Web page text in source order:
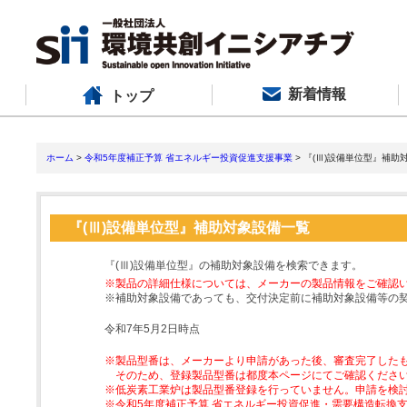
トップ 新着情報
ホーム > 令和5年度補正予算 省エネルギー投資促進支援事業 > 『(Ⅲ)設備単位型』補助
『(Ⅲ)設備単位型』補助対象設備一覧
『(Ⅲ)設備単位型』の補助対象設備を検索できます。
※製品の詳細仕様については、メーカーの製品情報をご確認
※補助対象設備であっても、交付決定前に補助対象設備等の
令和7年5月2日時点
※製品型番は、メーカーより申請があった後、審査完了した
そのため、登録製品型番は都度本ページにてご確認くださ
※低炭素工業炉は製品型番登録を行っていません。申請を検
※令和5年度補正予算 省エネルギー投資促進・需要構造転換